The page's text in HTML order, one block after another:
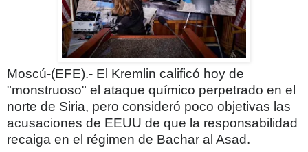
Moscú-(EFE).- El Kremlin calificó hoy de
"monstruoso" el ataque químico perpetrado en el
norte de Siria, pero consideró poco objetivas las
acusaciones de EEUU de que la responsabilidad
recaiga en el régimen de Bachar al Asad.